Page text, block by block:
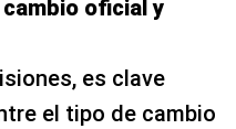
oficial y
es clave
el tipo de cambio